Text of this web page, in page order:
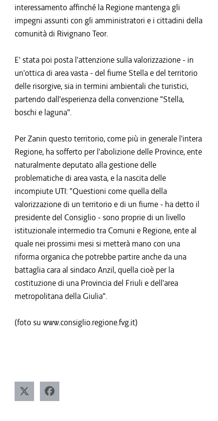
interessamento affinché la Regione mantenga gli
impegni assunti con gli amministratori e i cittadini della
comunità di Rivignano Teor.
E' stata poi posta l'attenzione sulla valorizzazione - in
un'ottica di area vasta - del fiume Stella e del territorio
delle risorgive, sia in termini ambientali che turistici,
partendo dall'esperienza della convenzione "Stella,
boschi e laguna".
Per Zanin questo territorio, come più in generale l'intera
Regione, ha sofferto per l'abolizione delle Province, ente
naturalmente deputato alla gestione delle
problematiche di area vasta, e la nascita delle
incompiute UTI: "Questioni come quella della
valorizzazione di un territorio e di un fiume - ha detto il
presidente del Consiglio - sono proprie di un livello
istituzionale intermedio tra Comuni e Regione, ente al
quale nei prossimi mesi si metterà mano con una
riforma organica che potrebbe partire anche da una
battaglia cara al sindaco Anzil, quella cioè per la
costituzione di una Provincia del Friuli e dell'area
metropolitana della Giulia".
(foto su www.consiglio.regione.fvg.it)